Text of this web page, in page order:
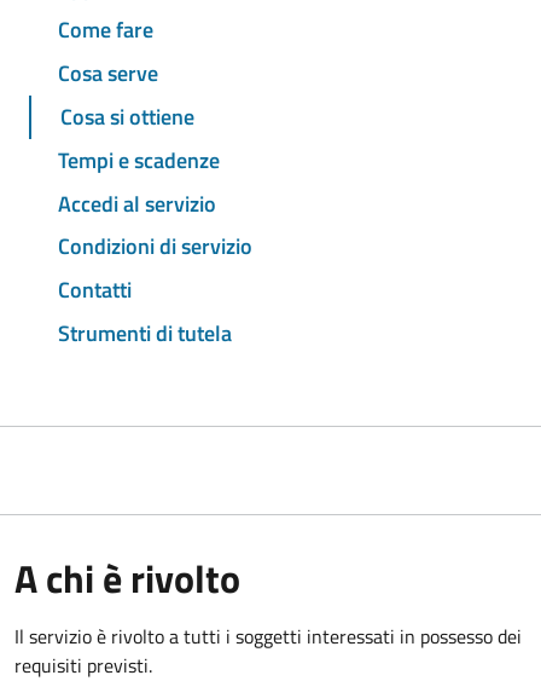
Come fare
Cosa serve
Cosa si ottiene
Tempi e scadenze
Accedi al servizio
Condizioni di servizio
Contatti
Strumenti di tutela
A chi è rivolto
Il servizio è rivolto a tutti i soggetti interessati in possesso dei
requisiti previsti.